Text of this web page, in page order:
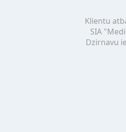
Klientu
SIA
Dzirnavu